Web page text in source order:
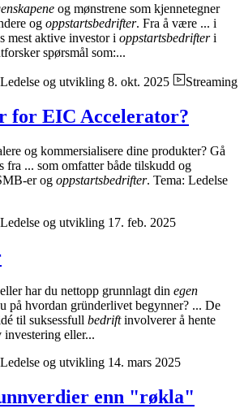
og mønstrene som kjennetegner
og oppstartsbedrifter. Fra å være ... i
mest aktive investor i oppstartsbedrifteri
spørsmål som:...
og utvikling 8. okt. 2025 Streaming
for EIC Accelerator?
og kommersialisere dine produkter? Gå
fra ... som omfatter både tilskudd og
er og oppstartsbedrifter. Tema: Ledelse
og utvikling 17. feb. 2025
har du nettopp grunnlagt din egen
på hvordan gründerlivet begynner? ... De
til suksessfull bedriftinvolverer å hente
eller...
og utvikling 14. mars 2025
enn "røkla"